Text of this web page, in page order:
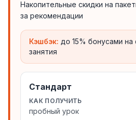
Накопительные скидки на
за рекомендации
Кэшбэк: до 15% бонусами
занятия
Стандарт
КАК ПОЛУЧИТЬ
пробный урок